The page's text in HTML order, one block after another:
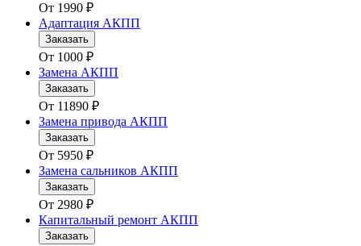
От 1990 ₽
Адаптация АКПП
Заказать
От 1000 ₽
Замена АКПП
Заказать
От 11890 ₽
Замена привода АКПП
Заказать
От 5950 ₽
Замена сальников АКПП
Заказать
От 2980 ₽
Капитальный ремонт АКПП
Заказать